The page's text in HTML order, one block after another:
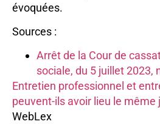
évoquées.
Sources :
Arrêt de la Cour de
sociale, du 5 juillet 2023,
Entretien professionnel et
peuvent-ils avoir lieu le même
WebLex